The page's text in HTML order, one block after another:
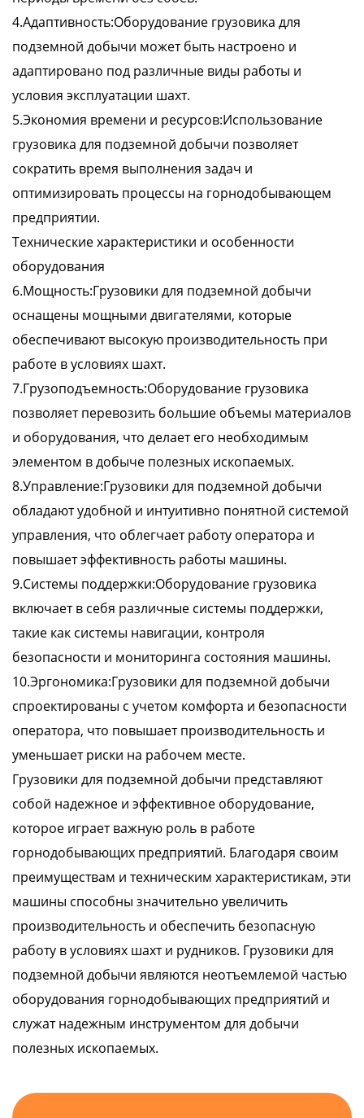
4.Адаптивность:Оборудование грузовика для
подземной добычи может быть настроено и
адаптировано под различные виды работы и
условия эксплуатации шахт.
5.Экономия времени и ресурсов:Использование
грузовика для подземной добычи позволяет
сократить время выполнения задач и
оптимизировать процессы на горнодобывающем
предприятии.
Технические характеристики и особенности
оборудования
6.Мощность:Грузовики для подземной добычи
оснащены мощными двигателями, которые
обеспечивают высокую производительность при
работе в условиях шахт.
7.Грузоподъемность:Оборудование грузовика
позволяет перевозить большие объемы материалов
и оборудования, что делает его необходимым
элементом в добыче полезных ископаемых.
8.Управление:Грузовики для подземной добычи
обладают удобной и интуитивно понятной системой
управления, что облегчает работу оператора и
повышает эффективность работы машины.
9.Системы поддержки:Оборудование грузовика
включает в себя различные системы поддержки,
такие как системы навигации, контроля
безопасности и мониторинга состояния машины.
10.Эргономика:Грузовики для подземной добычи
спроектированы с учетом комфорта и безопасности
оператора, что повышает производительность и
уменьшает риски на рабочем месте.
Грузовики для подземной добычи представляют
собой надежное и эффективное оборудование,
которое играет важную роль в работе
горнодобывающих предприятий. Благодаря своим
преимуществам и техническим характеристикам, эти
машины способны значительно увеличить
производительность и обеспечить безопасную
работу в условиях шахт и рудников. Грузовики для
подземной добычи являются неотъемлемой частью
оборудования горнодобывающих предприятий и
служат надежным инструментом для добычи
полезных ископаемых.